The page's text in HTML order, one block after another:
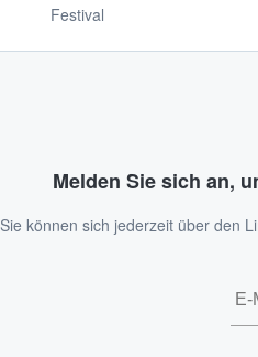
Festival
Melden Sie sich an,
Sie können sich jederzeit über den